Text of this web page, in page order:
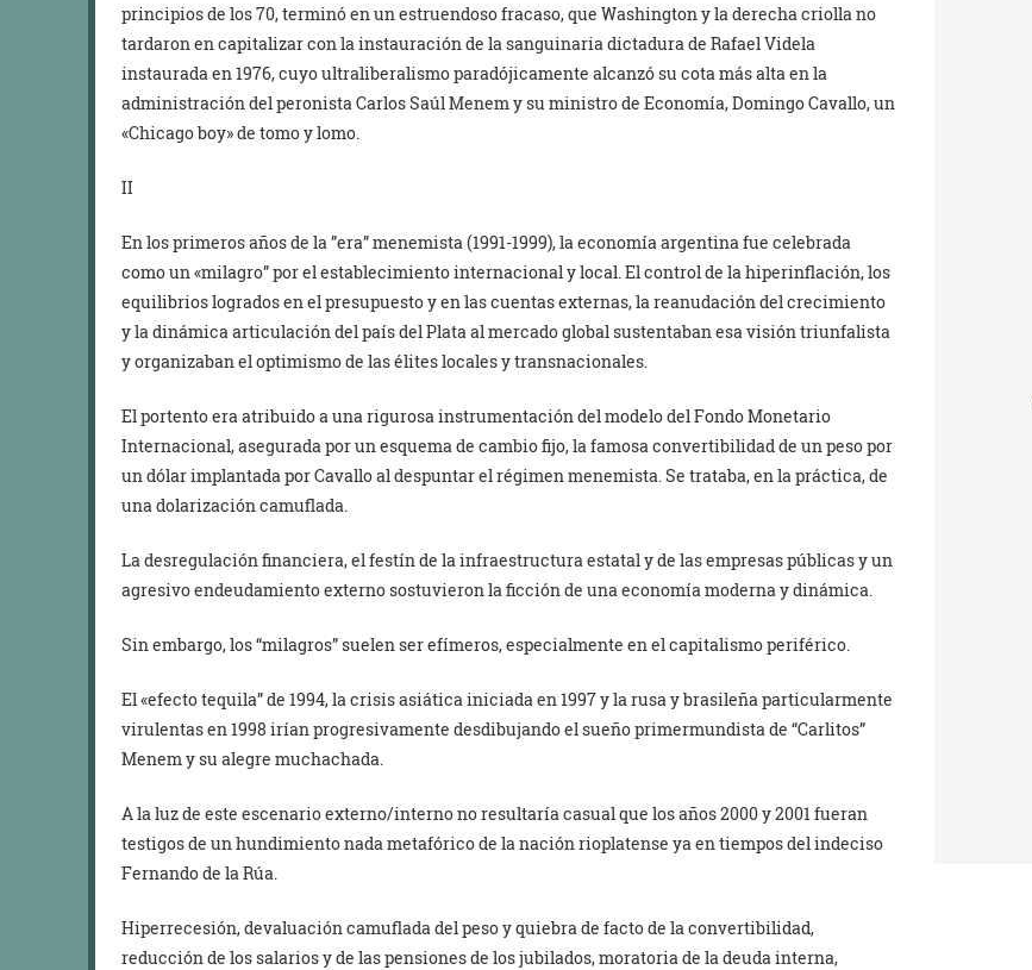
principios de los 70, terminó en un estruendoso fracaso, que Washington y la derecha criolla no
tardaron en capitalizar con la instauración de la sanguinaria dictadura de Rafael Videla
instaurada en 1976, cuyo ultraliberalismo paradójicamente alcanzó su cota más alta en la
administración del peronista Carlos Saúl Menem y su ministro de Economía, Domingo Cavallo, un
«Chicago boy» de tomo y lomo.
II
En los primeros años de la ”era” menemista (1991-1999), la economía argentina fue celebrada
como un «milagro” por el establecimiento internacional y local. El control de la hiperinflación, los
equilibrios logrados en el presupuesto y en las cuentas externas, la reanudación del crecimiento
y la dinámica articulación del país del Plata al mercado global sustentaban esa visión triunfalista
y organizaban el optimismo de las élites locales y transnacionales.
El portento era atribuido a una rigurosa instrumentación del modelo del Fondo Monetario
Internacional, asegurada por un esquema de cambio fijo, la famosa convertibilidad de un peso por
un dólar implantada por Cavallo al despuntar el régimen menemista. Se trataba, en la práctica, de
una dolarización camuflada.
La desregulación financiera, el festín de la infraestructura estatal y de las empresas públicas y un
agresivo endeudamiento externo sostuvieron la ficción de una economía moderna y dinámica.
Sin embargo, los “milagros” suelen ser efímeros, especialmente en el capitalismo periférico.
El «efecto tequila” de 1994, la crisis asiática iniciada en 1997 y la rusa y brasileña particularmente
virulentas en 1998 irían progresivamente desdibujando el sueño primermundista de “Carlitos”
Menem y su alegre muchachada.
A la luz de este escenario externo/interno no resultaría casual que los años 2000 y 2001 fueran
testigos de un hundimiento nada metafórico de la nación rioplatense ya en tiempos del indeciso
Fernando de la Rúa.
Hiperrecesión, devaluación camuflada del peso y quiebra de facto de la convertibilidad,
reducción de los salarios y de las pensiones de los jubilados, moratoria de la deuda interna,